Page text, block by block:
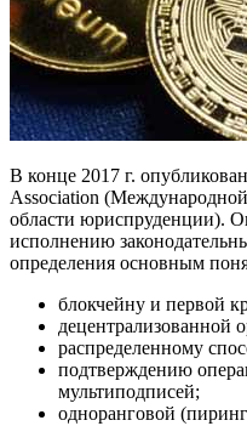
В конце 2017 г.
Association
области юриспруденции).
исполнению
определения основным
блокчейну и первой
децентрализованной
распределенному
подтверждению
мультиподписей;
одноранговой